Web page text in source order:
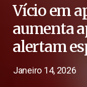
Vício em
aumenta
alertam
Janeiro 14, 2026